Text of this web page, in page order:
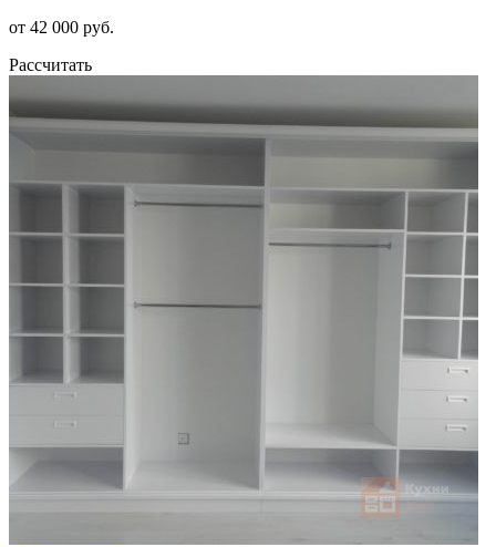
от 42 000 руб.
Рассчитать